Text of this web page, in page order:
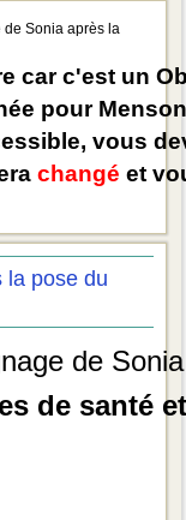
de Sonia après la
car c'est un
pour
vous
changé et
la pose du
de
de santé